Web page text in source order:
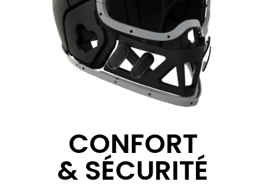
CONFORT
& SÉCURITÉ